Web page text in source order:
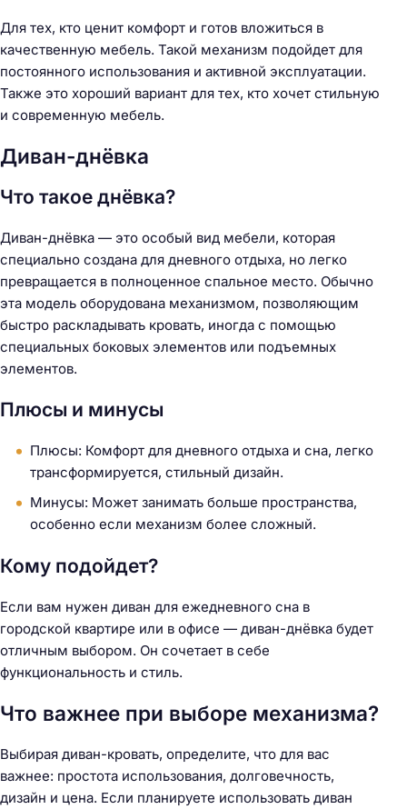
Для тех, кто ценит комфорт и готов вложиться в
качественную мебель. Такой механизм подойдет для
постоянного использования и активной эксплуатации.
Также это хороший вариант для тех, кто хочет стильную
и современную мебель.
Диван-днёвка
Что такое днёвка?
Диван-днёвка — это особый вид мебели, которая
специально создана для дневного отдыха, но легко
превращается в полноценное спальное место. Обычно
эта модель оборудована механизмом, позволяющим
быстро раскладывать кровать, иногда с помощью
специальных боковых элементов или подъемных
элементов.
Плюсы и минусы
Плюсы: Комфорт для дневного отдыха и сна, легко
трансформируется, стильный дизайн.
Минусы: Может занимать больше пространства,
особенно если механизм более сложный.
Кому подойдет?
Если вам нужен диван для ежедневного сна в
городской квартире или в офисе — диван-днёвка будет
отличным выбором. Он сочетает в себе
функциональность и стиль.
Что важнее при выборе механизма?
Выбирая диван-кровать, определите, что для вас
важнее: простота использования, долговечность,
дизайн и цена. Если планируете использовать диван
а
й
т